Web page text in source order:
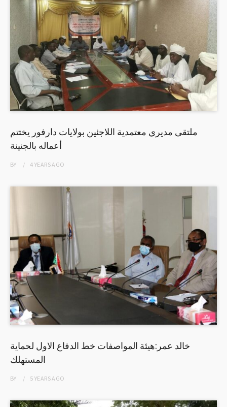
ملتقى مديري معتمدية اللاجئين بولايات دارفور يختتم
أعماله بالجنينة
BY 4 YEARSAGO
خالد عمر:هيئة المواصفات خط الدفاع الاول لحماية
المستهلك
BY 5 YEARSAGO